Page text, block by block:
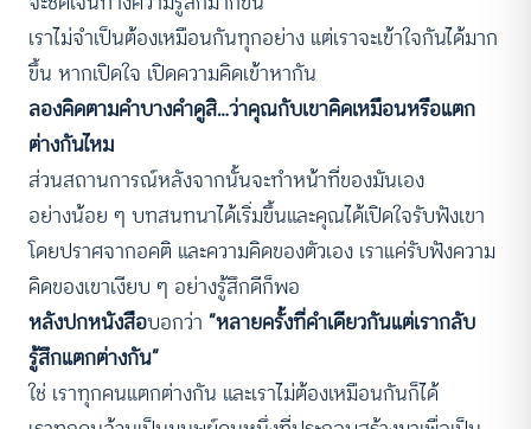
เราไม่จำเป็นต้องเหมือนกันทุกอย่าง แต่เราจะเข้าใจกันได้มาก
ขึ้น หากเปิดใจ เปิดความคิดเข้าหากัน
ลองคิดตามคำบางคำดูสิ…ว่าคุณกับเขาคิดเหมือนหรือแตก
ต่างกันไหม
ส่วนสถานการณ์หลังจากนั้นจะทำหน้าที่ของมันเอง
อย่างน้อย ๆ บทสนทนาได้เริ่มขึ้นและคุณได้เปิดใจรับฟังเขา
โดยปราศจากอคติ และความคิดของตัวเอง เราแค่รับฟังความ
คิดของเขาเงียบ ๆ อย่างรู้สึกดีก็พอ
หลังปกหนังสือบอกว่า “หลายครั้งที่คำเดียวกันแต่เรากลับ
รู้สึกแตกต่างกัน”
ใช่ เราทุกคนแตกต่างกัน และเราไม่ต้องเหมือนกันก็ได้